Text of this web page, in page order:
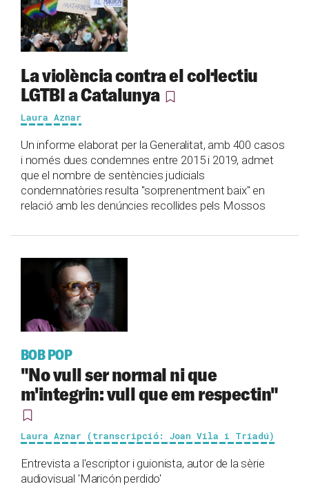
La violència contra el col·lectiu
LGTBI a Catalunya
Laura Aznar
Un informe elaborat per la Generalitat, amb 400 casos
i només dues condemnes entre 2015 i 2019, admet
que el nombre de sentències judicials
condemnatòries resulta "sorprenentment baix" en
relació amb les denúncies recollides pels Mossos
BOB POP
"No vull ser normal ni que
m'integrin: vull que em respectin"
Laura Aznar (transcripció: Joan Vila i Triadú)
Entrevista a l'escriptor i guionista, autor de la sèrie
audiovisual 'Maricón perdido'